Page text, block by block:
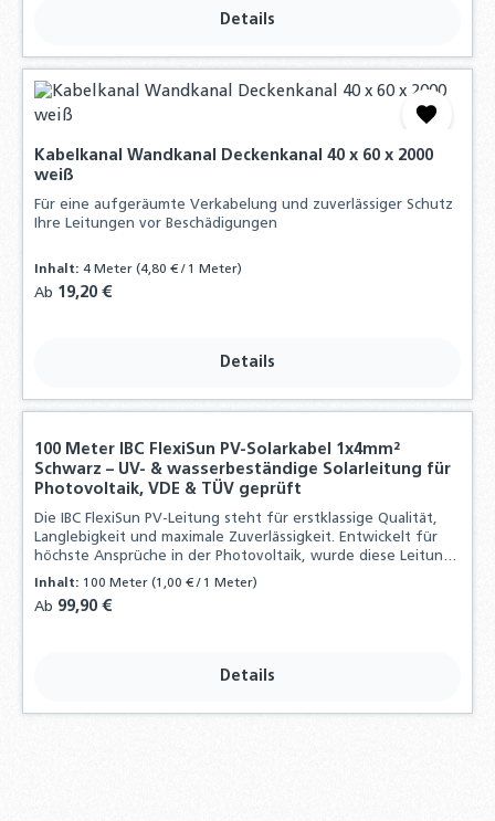
Details
Kabelkanal Wandkanal Deckenkanal 40 x 60 x 2000
weiß
Für eine aufgeräumte Verkabelung und zuverlässiger Schutz
Ihre Leitungen vor Beschädigungen
Inhalt:4 Meter(4,80 € / 1 Meter)
Regulärer Preis:
Ab 19,20 €
Details
100 Meter IBC FlexiSun PV-Solarkabel 1x4mm²
Schwarz – UV- & wasserbeständige Solarleitung für
Photovoltaik, VDE & TÜV geprüft
Die IBC FlexiSun PV-Leitung steht für erstklassige Qualität,
Langlebigkeit und maximale Zuverlässigkeit. Entwickelt für
höchste Ansprüche in der Photovoltaik, wurde diese Leitung
auf eine Mindestlebensdauer von über 30 Jahren getestet
Inhalt: 100 Meter(1,00 € / 1 Meter)
Regulärer Preis:
Ab 99,90 €
Details